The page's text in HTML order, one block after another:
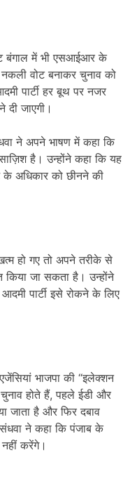
बंगाल में भी एसआईआर के
वोट बनाकर चुनाव को
पार्टी हर बूथ पर नजर
जाएगी।
ने अपने भाषण में कहा कि
है। उन्होंने कहा कि यह
के अधिकार को छीनने की
हो गए तो अपने तरीके से
किया जा सकता है। उन्होंने
पार्टी इसे रोकने के लिए
​​भाजपा की “इलेक्शन
होते हैं, पहले ईडी और
जाता है और फिर दबाव
संधवा ने कहा कि पंजाब के
करेंगे।